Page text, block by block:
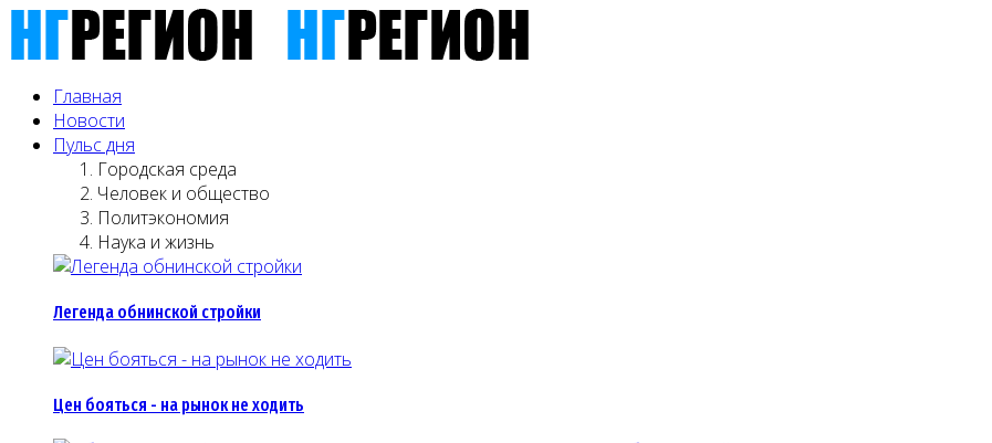
Главная
Новости
Пульс дня
Городская среда
Человек и общество
Политэкономия
Наука и жизнь
Легенда обнинской стройки
Цен бояться - на рынок не ходить